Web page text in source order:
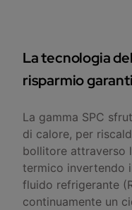
La tecnologia
risparmio
La gamma SPC
di calore, per
bollitore attraverso
termico invertendo
fluido refrigerante
continuamente un